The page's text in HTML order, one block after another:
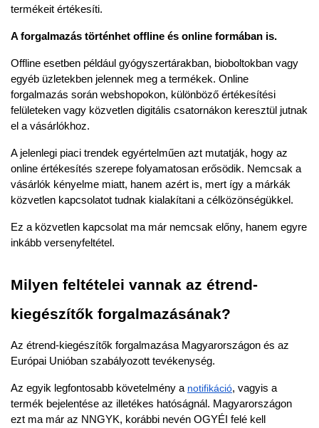
termékeit értékesíti.
A forgalmazás történhet offline és online formában is.
Offline esetben például gyógyszertárakban, bioboltokban vagy
egyéb üzletekben jelennek meg a termékek. Online
forgalmazás során webshopokon, különböző értékesítési
felületeken vagy közvetlen digitális csatornákon keresztül jutnak
el a vásárlókhoz.
A jelenlegi piaci trendek egyértelműen azt mutatják, hogy az
online értékesítés szerepe folyamatosan erősödik. Nemcsak a
vásárlók kényelme miatt, hanem azért is, mert így a márkák
közvetlen kapcsolatot tudnak kialakítani a célközönségükkel.
Ez a közvetlen kapcsolat ma már nemcsak előny, hanem egyre
inkább versenyfeltétel.
Milyen feltételei vannak az étrend-
kiegészítők forgalmazásának?
Az étrend-kiegészítők forgalmazása Magyarországon és az
Európai Unióban szabályozott tevékenység.
Az egyik legfontosabb követelmény a notifikáció, vagyis a
termék bejelentése az illetékes hatóságnál. Magyarországon
ezt ma már az NNGYK, korábbi nevén OGYÉI felé kell